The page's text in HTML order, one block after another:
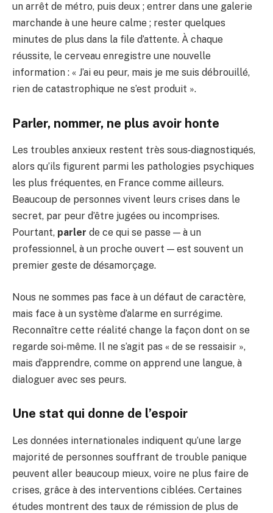
un arrêt de métro, puis deux ; entrer dans une galerie
marchande à une heure calme ; rester quelques
minutes de plus dans la file d’attente. À chaque
réussite, le cerveau enregistre une nouvelle
information : « J’ai eu peur, mais je me suis débrouillé,
rien de catastrophique ne s’est produit ».
Parler, nommer, ne plus avoir honte
Les troubles anxieux restent très sous‑diagnostiqués,
alors qu’ils figurent parmi les pathologies psychiques
les plus fréquentes, en France comme ailleurs.
Beaucoup de personnes vivent leurs crises dans le
secret, par peur d’être jugées ou incomprises.
Pourtant, parler de ce qui se passe — à un
professionnel, à un proche ouvert — est souvent un
premier geste de désamorçage.
Nous ne sommes pas face à un défaut de caractère,
mais face à un système d’alarme en surrégime.
Reconnaître cette réalité change la façon dont on se
regarde soi‑même. Il ne s’agit pas « de se ressaisir »,
mais d’apprendre, comme on apprend une langue, à
dialoguer avec ses peurs.
Une stat qui donne de l’espoir
Les données internationales indiquent qu’une large
majorité de personnes souffrant de trouble panique
peuvent aller beaucoup mieux, voire ne plus faire de
crises, grâce à des interventions ciblées. Certaines
études montrent des taux de rémission de plus de